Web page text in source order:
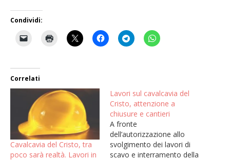
Condividi:
Correlati
Cavalcavia del Cristo, tra
poco sarà realtà. Lavori in
Lavori sul cavalcavia del
Cristo, attenzione a
chiusure e cantieri
A fronte
dell’autorizzazione allo
svolgimento dei lavori di
scavo e interramento della